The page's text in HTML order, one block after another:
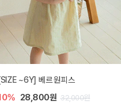
[SIZE ~6Y] 베르 원피스
28,800원 32,000원